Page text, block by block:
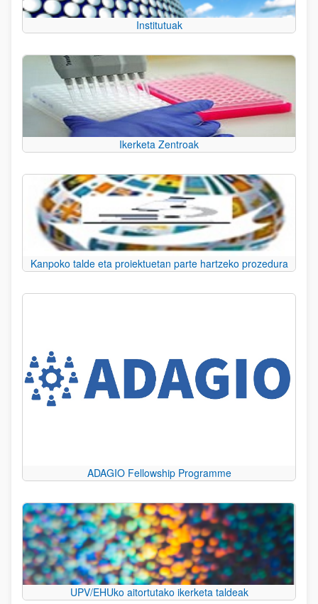
Institutuak
Ikerketa Zentroak
Kanpoko talde eta proiektuetan parte hartzeko prozedura
ADAGIO Fellowship Programme
UPV/EHUko aitortutako ikerketa taldeak